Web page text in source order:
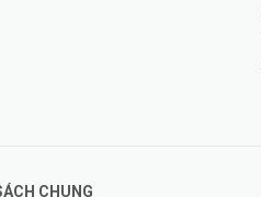
CHUNG